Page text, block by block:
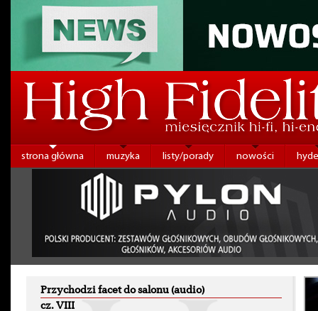
strona główna muzyka listy/porady nowości
Przychodzi facet do salonu (audio)
cz. VIII